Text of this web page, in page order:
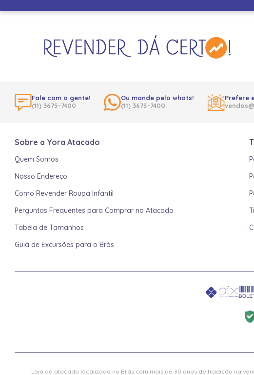
Fale com a gente!
(11) 3675-7400
Ou mande pelo whats!
(11) 3675-7400
Prefere
Sobre a Yora Atacado
Quem Somos
Nosso Endereço
Como Revender Roupa Infantil
Perguntas Frequentes para Comprar no Atacado
Tabela de Tamanhos
Guia de Excursões para o Brás
Loja de atacado localizada no Brás com mais de 30 anos de tradição na